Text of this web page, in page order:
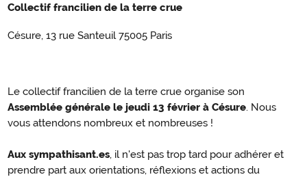
Collectif francilien de la terre crue
Césure, 13 rue Santeuil 75005 Paris
Le collectif francilien de la terre crue organise son
Assemblée générale le jeudi 13 février à Césure. Nous
vous attendons nombreux et nombreuses !
Aux sympathisant.es, il n'est pas trop tard pour adhérer et
prendre part aux orientations, réflexions et actions du